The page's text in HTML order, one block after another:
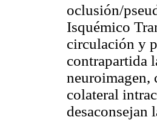
oclusión/
Isquémico
circulación y
contrapartida
neuroimagen,
colateral
desaconsejan